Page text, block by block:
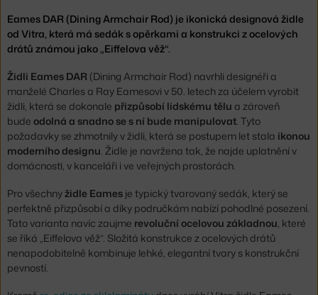
Eames DAR (Dining Armchair Rod) je ikonická designová židle
od Vitra, která má sedák s opěrkami a konstrukci z ocelových
drátů známou jako „Eiffelova věž“.
Židli Eames DAR (Dining Armchair Rod) navrhli designéři a
manželé Charles a Ray Eamesovi v 50. letech za účelem vyrobit
židli, která se dokonale přizpůsobí lidskému tělu a zároveň
bude odolná a snadno se s ní bude manipulovat. Tyto
požadavky se zhmotnily v židli, která se postupem let stala ikonou
moderního designu. Židle je navržena tak, že najde uplatnění v
domácnosti, v kanceláři i ve veřejných prostorách.
Pro všechnyžidle Eames je typický tvarovaný sedák, který se
perfektně přizpůsobí a díky područkám nabízí pohodlné posezení.
Tato varianta navíc zaujme revoluční ocelovou základnou, které
se říká „Eiffelova věž“. Složitá konstrukce z ocelových drátů
nenapodobitelně kombinuje lehké, elegantní tvary s konstrukční
pevností.